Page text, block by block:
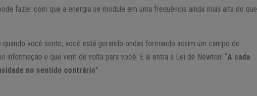
fazer com que a energia se module em uma frequência ainda mais alta do que
você sente, você está gerando ondas formando assim um campo de
informação e que vem de volta para você. E aí entra a Lei de Newton: “A cada
no sentido contrário”.